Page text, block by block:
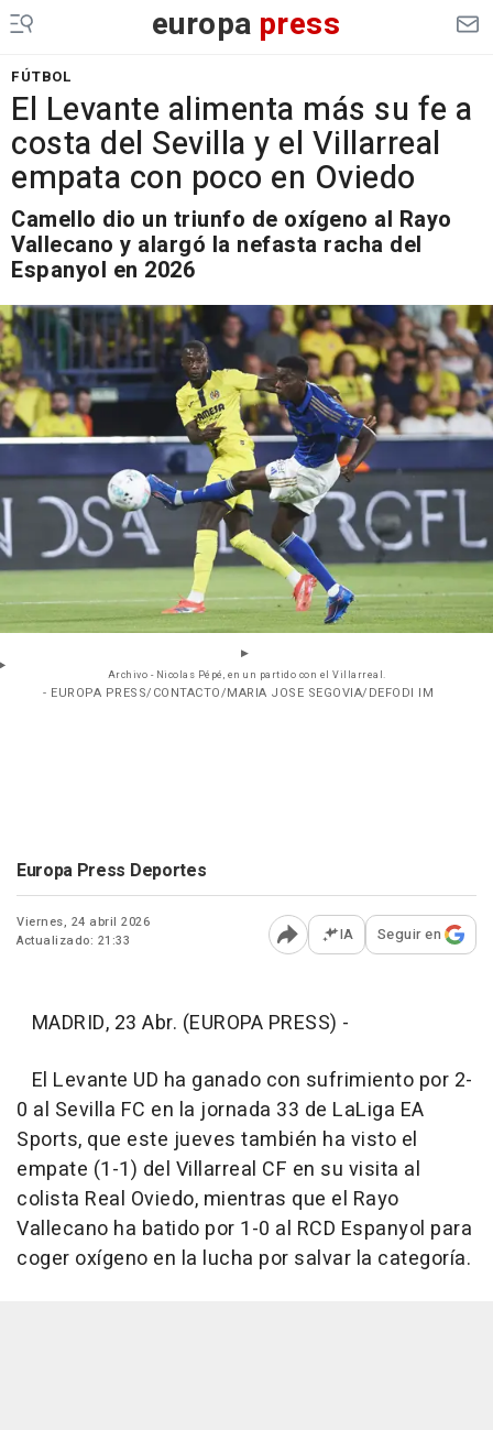
europa press
FÚTBOL
El Levante alimenta más su fe a
costa del Sevilla y el Villarreal
empata con poco en Oviedo
Camello dio un triunfo de oxígeno al Rayo
Vallecano y alargó la nefasta racha del
Espanyol en 2026
Archivo - Nicolas Pépé, en un partido con el Villarreal.
- EUROPA PRESS/CONTACTO/MARIA JOSE SEGOVIA/DEFODI IM
Europa Press Deportes
Viernes, 24 abril 2026
Actualizado: 21:33
Abrir opciones para
IA Seguir en
MADRID, 23 Abr. (EUROPA PRESS) -
El Levante UD ha ganado con sufrimiento por 2-
0 al Sevilla FC en la jornada 33 de LaLiga EA
Sports, que este jueves también ha visto el
empate (1-1) del Villarreal CF en su visita al
colista Real Oviedo, mientras que el Rayo
Vallecano ha batido por 1-0 al RCD Espanyol para
coger oxígeno en la lucha por salvar la categoría.